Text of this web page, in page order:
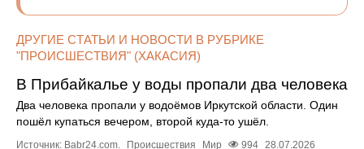
ДРУГИЕ СТАТЬИ И НОВОСТИ В РУБРИКЕ
"ПРОИСШЕСТВИЯ" (ХАКАСИЯ)
В Прибайкалье у воды пропали два человека
Два человека пропали у водоёмов Иркутской области. Один
пошёл купаться вечером, второй куда‑то ушёл.
Источник: Babr24.com. Происшествия Мир 994 28.07.2026